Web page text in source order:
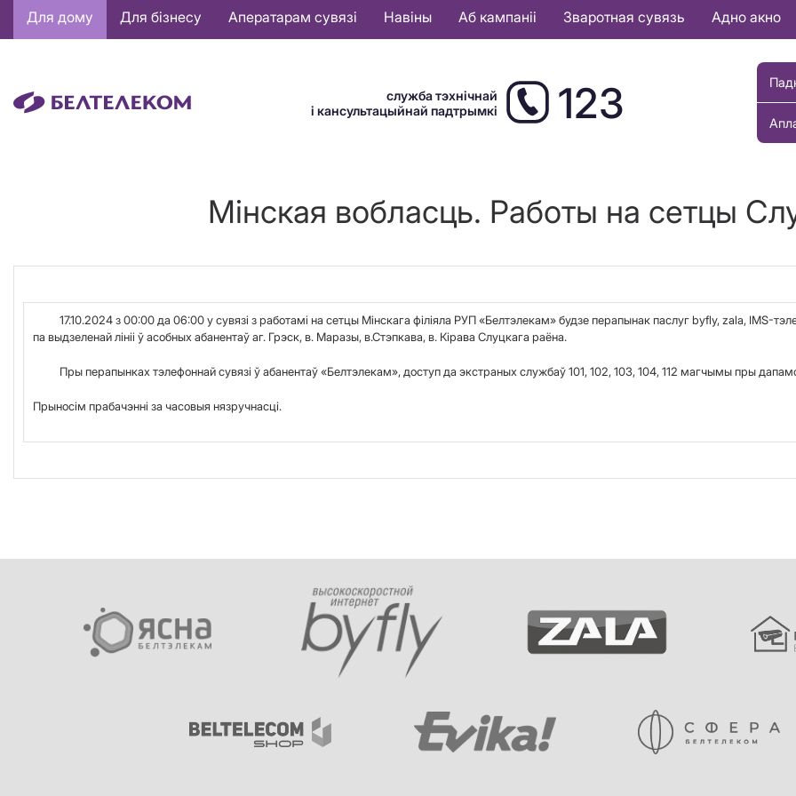
Основная
навигация
Для дому Для бізнесу Аператарам сувязі Навіны Аб кампаніі Зваротная сувязь Адно акно
служба тэхнічнай
і кансультацыйнай падтрымкі
123
Мінская вобласць. Работы на сетцы
17.10.2024 з 00:00 да 06:00 у сувязі з работамi на сетцы Мінскага фiлiяла РУП «Белтэлекам» будзе перапынак паслуг byfly, zala, IMS-
па выдзеленай лініі ў асобных абанентаў аг. Грэск, в. Маразы, в.Стэпкава, в. Кiрава Слуцкага раёна.
Пры перапынках тэлефоннай сувязі ў абанентаў «Белтэлекам», доступ да экстраных службаў 101, 102, 103, 104, 112 магчымы пры
Прыносім прабачэнні за часовыя нязручнасці.